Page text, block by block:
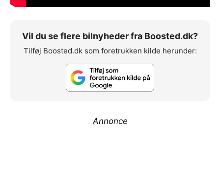
Vil du se flere bilnyheder fra Boosted.dk?
Tilføj Boosted.dk som foretrukken kilde herunder:
Annonce